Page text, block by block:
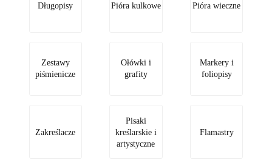
Długopisy Pióra kulkowe Pióra wieczne
Zestawy
piśmienicze
Ołówki i
grafity
Markery i
foliopisy
Zakreślacze
Pisaki
kreślarskie i
artystyczne
Flamastry